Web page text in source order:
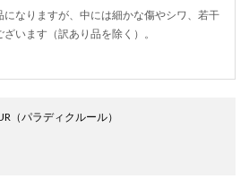
になりますが、中には細かな傷やシワ、若干
います（訳あり品を除く）。
（パラディクルール）